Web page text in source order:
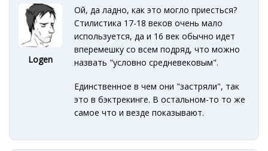
Logen
Ой, да ладно, как это могло приесться?
Стилистика 17-18 веков очень мало
используется, да и 16 век обычно идет
вперемешку со всем подряд, что можно
назвать "условно средневековым".
Единственное в чем они "застряли", так
это в бэктрекинге. В остальном-то то же
самое что и везде показывают.